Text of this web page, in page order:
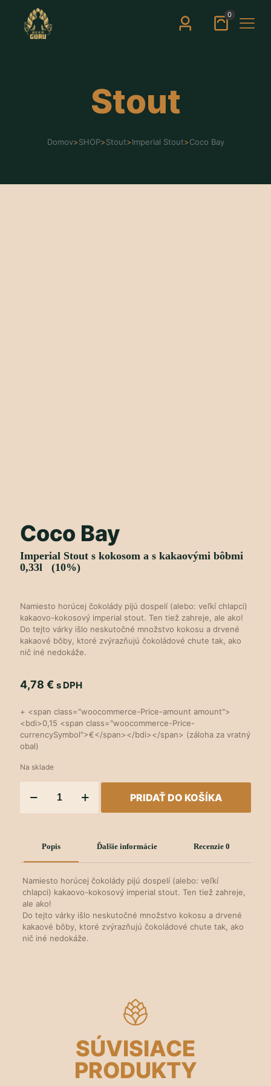
0
Stout
Domov>SHOP>Stout>Imperial Stout>Coco Bay
Coco Bay
Imperial Stout s kokosom a s kakaovými bôbmi
0,33l (10%)
Namiesto horúcej čokolády pijú dospelí (alebo: veľkí chlapci)
kakaovo-kokosový imperial stout. Ten tiež zahreje, ale ako!
Do tejto várky išlo neskutočné množstvo kokosu a drvené
kakaové bôby, ktoré zvýrazňujú čokoládové chute tak, ako
nič iné nedokáže.
4,78 € s DPH
+ <span class="woocommerce-Price-amount amount">
<bdi>0,15 <span class="woocommerce-Price-
currencySymbol">€</span></bdi></span> (záloha za vratný
obal)
Na sklade
Coco
PRIDAŤ DO KOŠÍKA
Popis Ďalšie informácie Recenzie 0
Namiesto horúcej čokolády pijú dospelí (alebo: veľkí
chlapci) kakaovo-kokosový imperial stout. Ten tiež zahreje,
ale ako!
Do tejto várky išlo neskutočné množstvo kokosu a drvené
kakaové bôby, ktoré zvýrazňujú čokoládové chute tak, ako
nič iné nedokáže.
SÚVISIACE
PRODUKTY